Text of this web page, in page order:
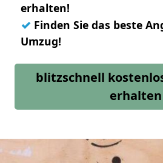
erhalten!
✓ Finden Sie das beste
Umzug!
blitzschnell
erhalten